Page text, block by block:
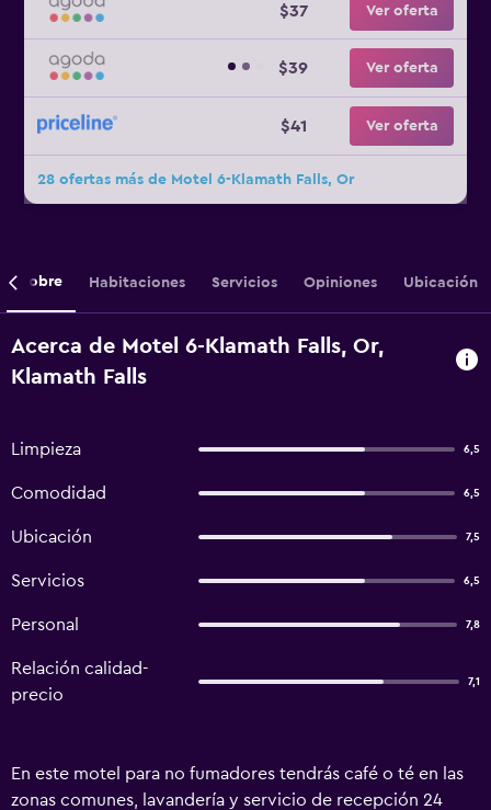
$37 Ver oferta
$39 Ver oferta
$41 Ver oferta
28 ofertas más de Motel 6-Klamath Falls, Or
Sobre Habitaciones Servicios Opiniones Ubicación
Acerca de Motel 6-Klamath Falls, Or,
Klamath Falls
Limpieza 6,5
Comodidad 6,5
Ubicación 7,5
Servicios 6,5
Personal 7,8
Relación calidad-
precio
7,1
En este motel para no fumadores tendrás café o té en las
zonas comunes, lavandería y servicio de recepción 24